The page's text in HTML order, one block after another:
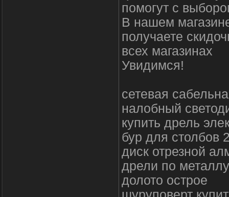
помогут с
В нашем
получаете
всех магазинах
Увидимся!
сетевая
налобный
купить дрель
бур для столбов
диск отрезной
дрели по
долото острое